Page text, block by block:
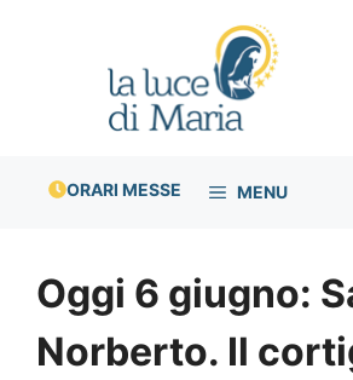
ORARI MESSE MENU
Oggi 6 giugno:
Norberto. Il